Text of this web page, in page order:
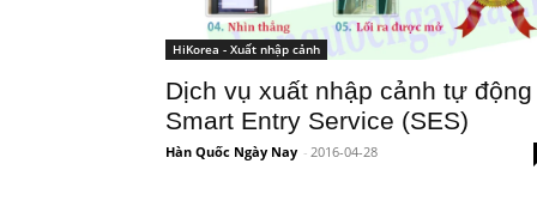
HiKorea - Xuất nhập cảnh
Dịch vụ xuất nhập cảnh tự động
Smart Entry Service (SES)
Hàn Quốc Ngày Nay - 2016-04-28